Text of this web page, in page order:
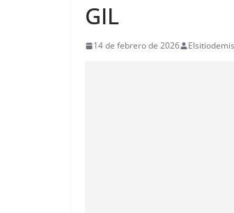
GIL
14 de febrero de 2026